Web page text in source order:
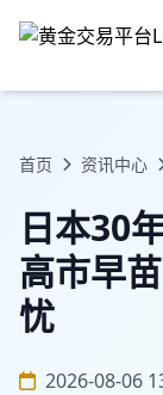
首页 资讯中心
日本30
高市早
忧
2026-08-06